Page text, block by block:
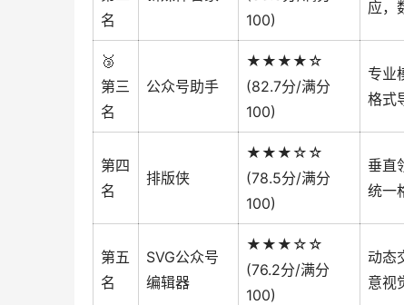
名
100)
应，
🥉
第三
名
公众号助手
★★★★☆
(82.7分/满分
100)
专业
格式
第四
名
排版侠
★★★☆☆
(78.5分/满分
100)
垂直
统一
第五
名
SVG公众号
编辑器
★★★☆☆
(76.2分/满分
100)
动态
意视